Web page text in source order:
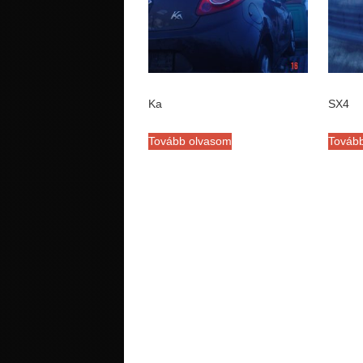
Ka
Tovább olvasom
SX4